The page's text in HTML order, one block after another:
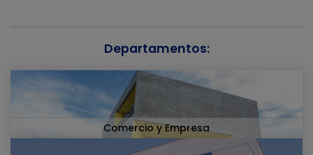
Departamentos:
Comercio y Empresa